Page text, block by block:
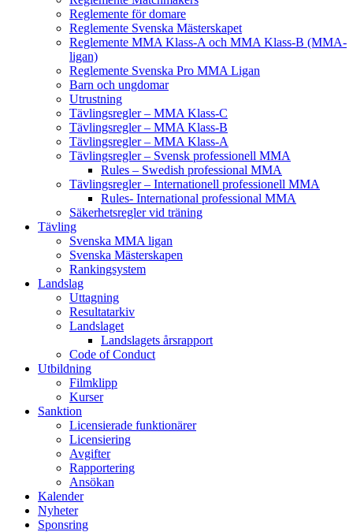
Reglemente för domare
Reglemente Svenska Mästerskapet
Reglemente MMA Klass-A och MMA Klass-B (MMA-
ligan)
Reglemente Svenska Pro MMA Ligan
Barn och ungdomar
Utrustning
Tävlingsregler – MMA Klass-C
Tävlingsregler – MMA Klass-B
Tävlingsregler – MMA Klass-A
Tävlingsregler – Svensk professionell MMA
Rules – Swedish professional MMA
Tävlingsregler – Internationell professionell MMA
Rules- International professional MMA
Säkerhetsregler vid träning
Tävling
Svenska MMA ligan
Svenska Mästerskapen
Rankingsystem
Landslag
Uttagning
Resultatarkiv
Landslaget
Landslagets årsrapport
Code of Conduct
Utbildning
Filmklipp
Kurser
Sanktion
Licensierade funktionärer
Licensiering
Avgifter
Rapportering
Ansökan
Kalender
Nyheter
Sponsring